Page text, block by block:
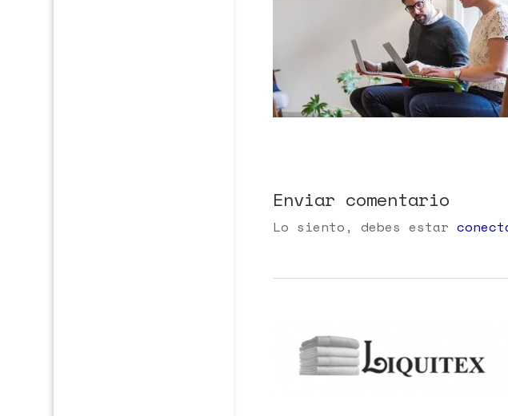
Enviar comentario
Lo siento, debes estar